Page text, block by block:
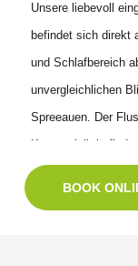
Unsere liebevoll
befindet sich direkt
und Schlafbereich
unvergleichlichen
Spreeauen. Der
Kanuverleih
verfügt über einen
sich die
BOOK